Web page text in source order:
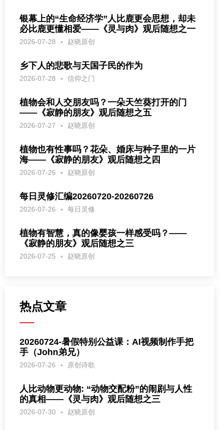
银幕上的“生命经济学”人比鹿更会思想，却未
必比鹿更懂相爱——《灵与肉》观后随想之一
2026-07-28 赵晓原创
乡下人的悲歌与天国子民的作为
2026-07-28 信仰之门
植物会和人交朋友吗？一朵天竺葵打开的门
——《寂静的朋友》观后随想之五
2026-07-27 赵晓原创
植物也有性事吗？花朵、婚床与种子里的一片
海——《寂静的朋友》观后随想之四
2026-07-26 赵晓原创
每日灵修汇编20260720-20260726
2026-07-26 每日灵修
植物有智慧，真的像婴孩一样感受吗？——
《寂静的朋友》观后随想之三
2026-07-25 赵晓原创
热点文章
20260724-暑假特别公益课：AI视频制作手把
手（John弟兄）
2026-07-26 原创诗歌
人比动物更动物: “动物交配粉”的闹剧与人性
的真相——《灵与肉》观后随想之三
2026-07-30 赵晓原创